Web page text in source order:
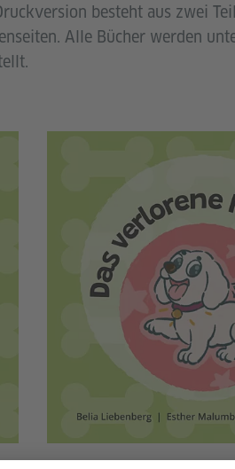
besteht aus zwei
Alle Bücher werden